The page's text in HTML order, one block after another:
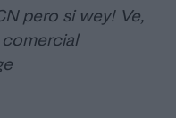
pero si wey! Ve,